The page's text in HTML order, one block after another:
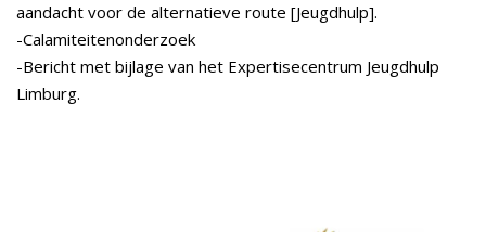
aandacht voor de alternatieve route [Jeugdhulp].
-Calamiteitenonderzoek
-Bericht met bijlage van het Expertisecentrum Jeugdhulp
Limburg.